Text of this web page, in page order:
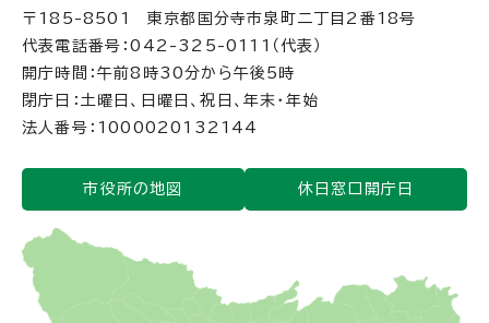
〒185-8501 東京都国分寺市泉町二丁目2番18号
代表電話番号：042-325-0111（代表）
開庁時間：午前8時30分から午後5時
閉庁日：土曜日、日曜日、祝日、年末・年始
法人番号：1000020132144
市役所の地図 休日窓口開庁日